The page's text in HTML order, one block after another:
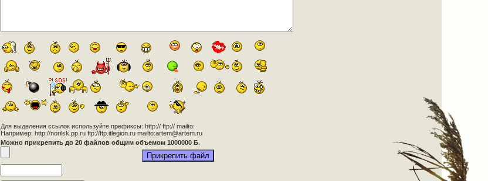
Для выделения ссылок используйте префиксы: http:// ftp:// mailto:
Например: http://norilsk.pp.ru ftp://ftp.itlegion.ru mailto:artem@artem.ru
Можно прикрепить до 20 файлов общим объемом 1000000 Б.